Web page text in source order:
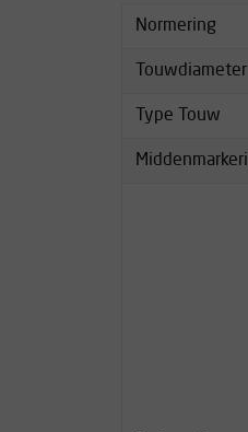
Diameter: 5 mm
Min. sterkte:
Diameter: 6 mm
Gewicht: 30 g/m
Min. sterkte:
Min. sterkte:
Normering
Touwdiameter
Type Touw